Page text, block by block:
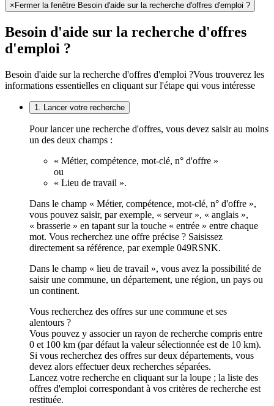
× Fermer la fenêtre Besoin d'aide sur la recherche d'offres d'emploi ?
Besoin d'aide sur la recherche d'offres
d'emploi ?
Besoin d'aide sur la recherche d'offres d'emploi ?Vous trouverez les
informations essentielles en cliquant sur l'étape qui vous intéresse
1. Lancer votre recherche
Pour lancer une recherche d'offres, vous devez saisir au moins
un des deux champs :
« Métier, compétence, mot-clé, n° d'offre »
ou
« Lieu de travail ».
Dans le champ « Métier, compétence, mot-clé, n° d'offre »,
vous pouvez saisir, par exemple, « serveur », « anglais »,
« brasserie » en tapant sur la touche « entrée » entre chaque
mot. Vous recherchez une offre précise ? Saisissez
directement sa référence, par exemple 049RSNK.
Dans le champ « lieu de travail », vous avez la possibilité de
saisir une commune, un département, une région, un pays ou
un continent.
Vous recherchez des offres sur une commune et ses
alentours ?
Vous pouvez y associer un rayon de recherche compris entre
0 et 100 km (par défaut la valeur sélectionnée est de 10 km).
Si vous recherchez des offres sur deux départements, vous
devez alors effectuer deux recherches séparées.
Lancez votre recherche en cliquant sur la loupe ; la liste des
offres d'emploi correspondant à vos critères de recherche est
restituée.